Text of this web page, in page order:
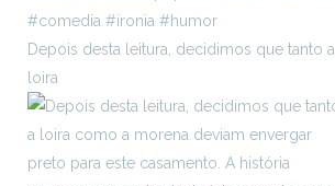
Depois desta leitura, decidimos que tanto a
loira